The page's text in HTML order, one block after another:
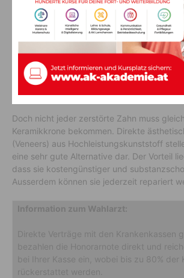
Service vor Ort: Zahntechnikermeister Michael
Alternative Composite
Doch nicht jeder zerstörte Zahn muss
Keramikkrone bekommen. Direkte
(Veneers) aus Hochleistungskunststoff
eine sehr gute Alternative dar. Der Vorteil
dass sie kostengünstiger und
Ausserdem können sie jederzeit repariert
Information zum Wahlarzt:
Direkte Verträge mit den Krankenkassen
bezahlen die Honorarnote direkt und
bei Ihrer Kasse ein, wobei bis zu 80% der
rückerstattet werden.